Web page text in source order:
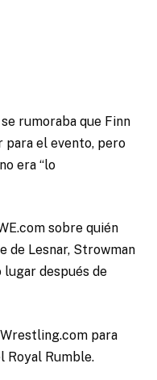
rumoraba que Finn
para el evento, pero
era “lo
sobre quién
de Lesnar, Strowman
después de
para
Royal Rumble.